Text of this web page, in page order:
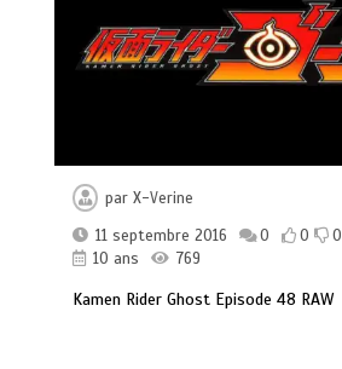
parX-Verine
11 septembre 2016
0 0 0
10 ans
769
Kamen Rider Ghost Episode 48 RAW